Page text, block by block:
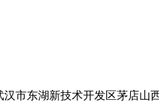
汉市东湖新技术开发区茅店山